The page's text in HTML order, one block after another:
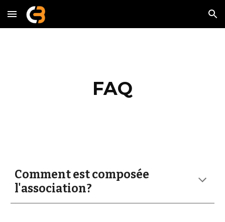
Skip to main content Skip to navigation
FAQ
Comment est composée
l'association?